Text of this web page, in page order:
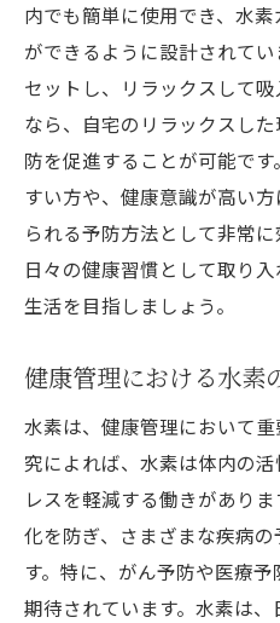
内でも簡単に使用でき、水
ができるように設計されて
セットし、リラックスして
なら、自宅のリラックスし
防を促進することが可能で
すい方や、健康意識が高い
られる予防方法として非常
日々の健康習慣として取り
生活を目指しましょう。
健康管理における水素
水素は、健康管理において
究によれば、水素は体内の
レスを軽減する働きがあり
化を防ぎ、さまざまな疾病
す。特に、がん予防や医療
期待されています。水素は